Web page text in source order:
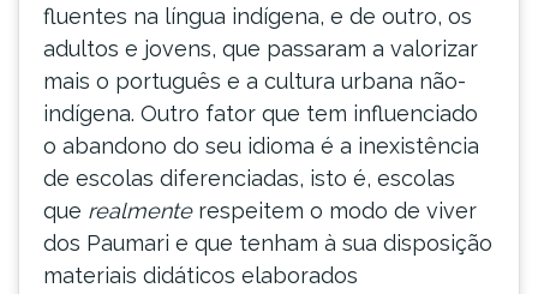
fluentes na língua indígena, e de outro, os
adultos e jovens, que passaram a valorizar
mais o português e a cultura urbana não-
indígena. Outro fator que tem influenciado
o abandono do seu idioma é a inexistência
de escolas diferenciadas, isto é, escolas
que realmenterespeitem o modo de viver
dos Paumari e que tenham à sua disposição
materiais didáticos elaborados